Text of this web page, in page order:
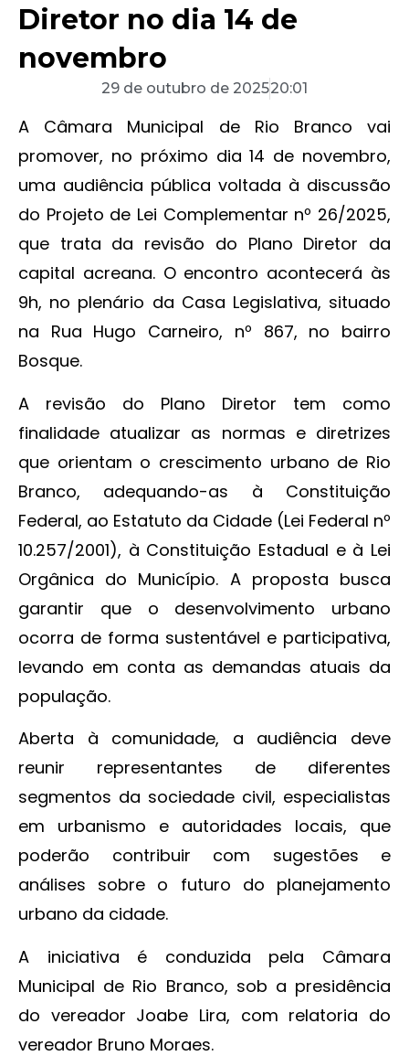
Diretor no dia 14 de
novembro
29 de outubro de 202520:01
A Câmara Municipal de Rio Branco vai
promover, no próximo dia 14 de novembro,
uma audiência pública voltada à discussão
do Projeto de Lei Complementar nº 26/2025,
que trata da revisão do Plano Diretor da
capital acreana. O encontro acontecerá às
9h, no plenário da Casa Legislativa, situado
na Rua Hugo Carneiro, nº 867, no bairro
Bosque.
A revisão do Plano Diretor tem como
finalidade atualizar as normas e diretrizes
que orientam o crescimento urbano de Rio
Branco, adequando-as à Constituição
Federal, ao Estatuto da Cidade (Lei Federal nº
10.257/2001), à Constituição Estadual e à Lei
Orgânica do Município. A proposta busca
garantir que o desenvolvimento urbano
ocorra de forma sustentável e participativa,
levando em conta as demandas atuais da
população.
Aberta à comunidade, a audiência deve
reunir representantes de diferentes
segmentos da sociedade civil, especialistas
em urbanismo e autoridades locais, que
poderão contribuir com sugestões e
análises sobre o futuro do planejamento
urbano da cidade.
A iniciativa é conduzida pela Câmara
Municipal de Rio Branco, sob a presidência
do vereador Joabe Lira, com relatoria do
vereador Bruno Moraes.